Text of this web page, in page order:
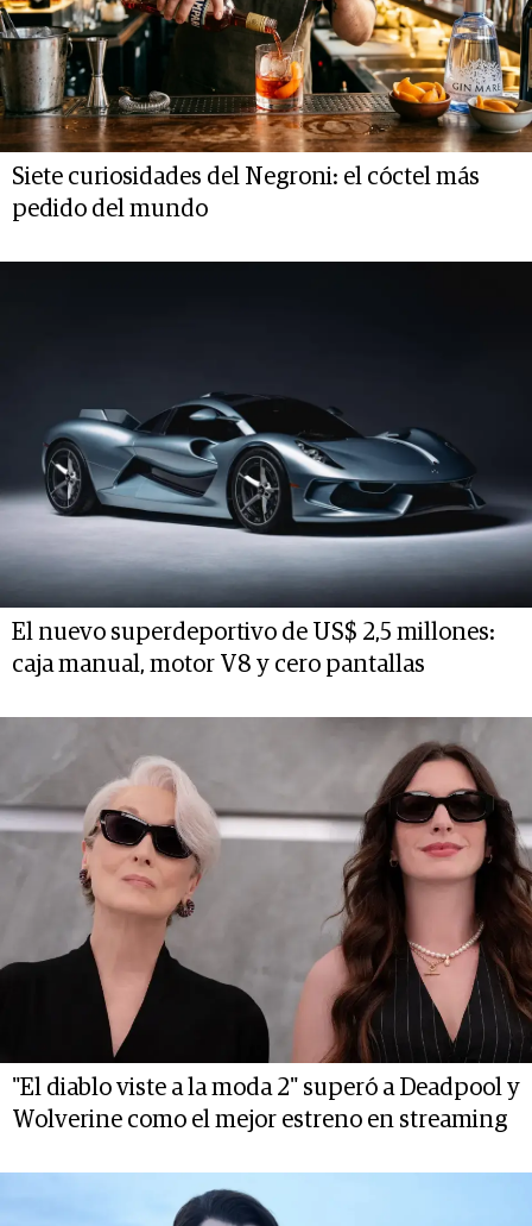
Siete curiosidades del Negroni: el cóctel más
pedido del mundo
El nuevo superdeportivo de US$ 2,5 millones:
caja manual, motor V8 y cero pantallas
"El diablo viste a la moda 2" superó a Deadpool y
Wolverine como el mejor estreno en streaming